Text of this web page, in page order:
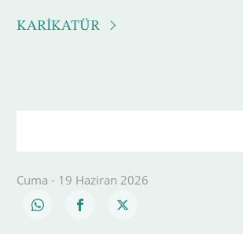
KARİKATÜR
Cuma - 19 Haziran 2026